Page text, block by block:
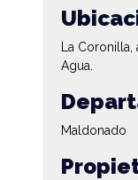
La
Agua.
Maldonado